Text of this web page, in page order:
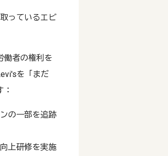
っているエビ
働者の権利を
を「まだ
の一部を追跡
上研修を実施